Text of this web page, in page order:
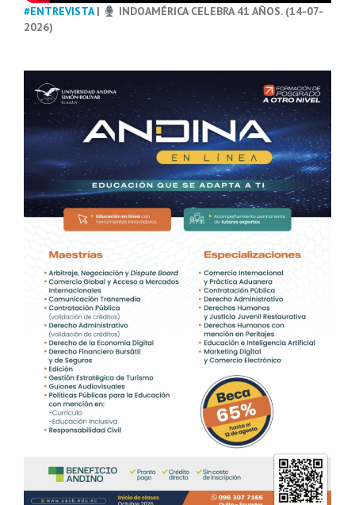
#ENTREVISTA|
INDOAMÉRICA CELEBRA 41 AÑOS. (14-07-
2026)